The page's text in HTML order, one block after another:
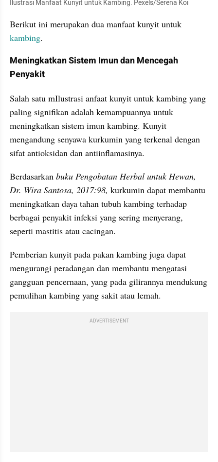
Ilustrasi Manfaat Kunyit untuk Kambing. Pexels/Serena Koi
kambing.
Meningkatkan Sistem Imun dan Mencegah
Penyakit
Salah satu mIlustrasi anfaat kunyit untuk kambing yang
paling signifikan adalah kemampuannya untuk
meningkatkan sistem imun kambing. Kunyit
mengandung senyawa kurkumin yang terkenal dengan
sifat antioksidan dan antiinflamasinya.
Berdasarkan buku Pengobatan Herbal untuk Hewan,
Dr. Wira Santosa, 2017:98, kurkumin dapat membantu
meningkatkan daya tahan tubuh kambing terhadap
berbagai penyakit infeksi yang sering menyerang,
seperti mastitis atau cacingan.
Pemberian kunyit pada pakan kambing juga dapat
mengurangi peradangan dan membantu mengatasi
gangguan pencernaan, yang pada gilirannya mendukung
pemulihan kambing yang sakit atau lemah.
ADVERTISEMENT